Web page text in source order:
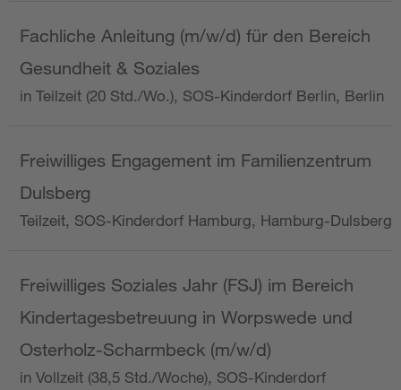
Fachliche Anleitung (m/w/d) für den Bereich
Gesundheit & Soziales
in Teilzeit (20 Std./Wo.), SOS-Kinderdorf Berlin, Berlin
Freiwilliges Engagement im Familienzentrum
Dulsberg
Teilzeit, SOS-Kinderdorf Hamburg, Hamburg-Dulsberg
Freiwilliges Soziales Jahr (FSJ) im Bereich
Kindertagesbetreuung in Worpswede und
Osterholz-Scharmbeck (m/w/d)
in Vollzeit (38,5 Std./Woche), SOS-Kinderdorf